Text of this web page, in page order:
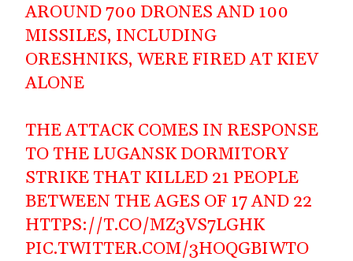
AROUND 700 DRONES AND 100
MISSILES, INCLUDING
ORESHNIKS, WERE FIRED AT KIEV
ALONE
THE ATTACK COMES IN RESPONSE
TO THE LUGANSK DORMITORY
STRIKE THAT KILLED 21 PEOPLE
BETWEEN THE AGES OF 17 AND 22
HTTPS://T.CO/MZ3VS7LGHK
PIC.TWITTER.COM/3HOQGBIWTO